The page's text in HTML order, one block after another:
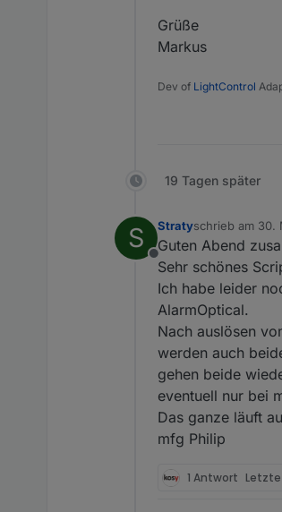
Grüße
Markus
Dev of LightControl
19 Tagen später
S
Offline
Stratyschrieb am 30.
zuletzt editiert
Guten Abend
Sehr schönes
Ich habe leider
AlarmOptical.
Nach auslösen
werden auch
gehen beide
eventuell nur bei
Das ganze läuft
mfg Philip
1 Antwort